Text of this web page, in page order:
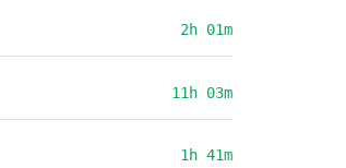
2h 01m
11h 03m
1h 41m